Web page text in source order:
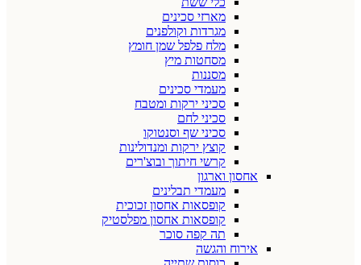
מארזי סכינים
מגרדות וקולפנים
מלח פלפל שמן חומץ
מסחטות מיץ
מסננות
מעמדי סכינים
סכיני ירקות ומטבח
סכיני לחם
סכיני שף וסנטוקו
קוצץ ירקות ומנדולינות
קרשי חיתוך ובוצ'רים
אחסון וארגון
מעמדי תבלינים
קופסאות אחסון זכוכית
קופסאות אחסון מפלסטיק
תה קפה סוכר
אירוח והגשה